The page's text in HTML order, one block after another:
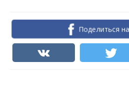
Поделиться